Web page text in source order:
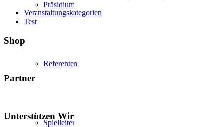
Präsidium
Referenten
Spielleiter
Veranstaltungskategorien
Test
Shop
Partner
Unterstützen Wir